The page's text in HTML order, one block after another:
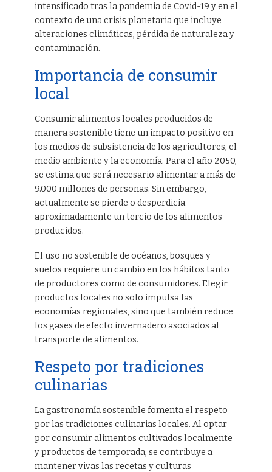
intensificado tras la pandemia de Covid-19 y en el
contexto de una crisis planetaria que incluye
alteraciones climáticas, pérdida de naturaleza y
contaminación.
Importancia de consumir
local
Consumir alimentos locales producidos de
manera sostenible tiene un impacto positivo en
los medios de subsistencia de los agricultores, el
medio ambiente y la economía. Para el año 2050,
se estima que será necesario alimentar a más de
9.000 millones de personas. Sin embargo,
actualmente se pierde o desperdicia
aproximadamente un tercio de los alimentos
producidos.
El uso no sostenible de océanos, bosques y
suelos requiere un cambio en los hábitos tanto
de productores como de consumidores. Elegir
productos locales no solo impulsa las
economías regionales, sino que también reduce
los gases de efecto invernadero asociados al
transporte de alimentos.
Respeto por tradiciones
culinarias
La gastronomía sostenible fomenta el respeto
por las tradiciones culinarias locales. Al optar
por consumir alimentos cultivados localmente
y productos de temporada, se contribuye a
mantener vivas las recetas y culturas